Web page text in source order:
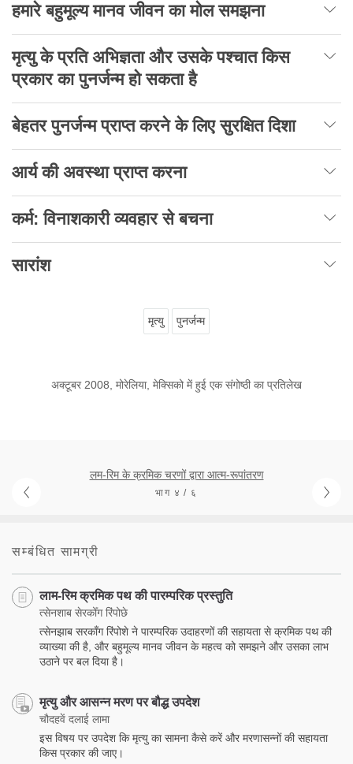
हमारे बहुमूल्य मानव जीवन का मोल समझना
मृत्यु के प्रति अभिज्ञता और उसके पश्चात किस
प्रकार का पुनर्जन्म हो सकता है
बेहतर पुनर्जन्म प्राप्त करने के लिए सुरक्षित दिशा
आर्य की अवस्था प्राप्त करना
कर्म: विनाशकारी व्यवहार से बचना
सारांश
मृत्यु पुनर्जन्म
अक्टूबर 2008, मोरेलिया, मेक्सिको में हुई एक संगोष्ठी का प्रतिलेख
लम-रिम के क्रमिक चरणों द्वारा आत्म-रूपांतरण
भाग ४ / ६
सम्बंधित सामग्री
लाम-रिम क्रमिक पथ की पारम्परिक प्रस्तुति
त्सेनशाब सेरकोँग रिंपोछे
त्सेनझाब सरकाँग रिंपोशे ने पारम्परिक उदाहरणों की सहायता से क्रमिक पथ की
व्याख्या की है, और बहुमूल्य मानव जीवन के महत्व को समझने और उसका लाभ
उठाने पर बल दिया है।
मृत्यु और आसन्न मरण पर बौद्ध उपदेश
चौदहवें दलाई लामा
इस विषय पर उपदेश कि मृत्यु का सामना कैसे करें और मरणासन्नों की सहायता
किस प्रकार की जाए।